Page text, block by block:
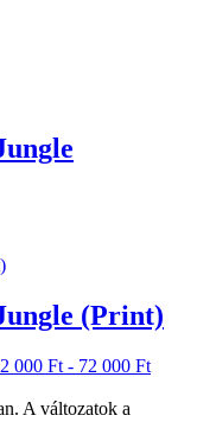
(Print)
000 Ft - 72 000 Ft
A változatok a